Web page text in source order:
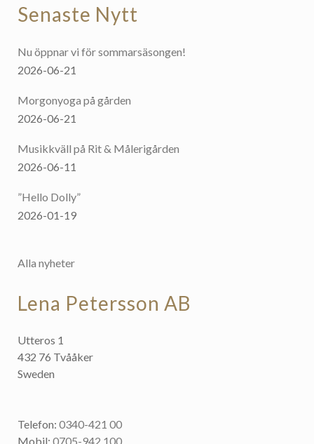
Senaste Nytt
Nu öppnar vi för sommarsäsongen!
2026-06-21
Morgonyoga på gården
2026-06-21
Musikkväll på Rit & Målerigården
2026-06-11
”Hello Dolly”
2026-01-19
Alla nyheter
Lena Petersson AB
Utteros 1
432 76 Tvååker
Sweden
Telefon: 0340-421 00
Mobil: 0705-942 100